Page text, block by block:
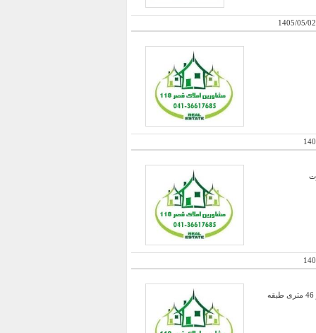
1405/05/02
فروش یک حیاط سه طبقه هر طبقه 144 متر مفید قابل نشیمن با نصبیات کامل و مجهز ، همراه با یک باب مغازه مجاز 46 متری طبقه